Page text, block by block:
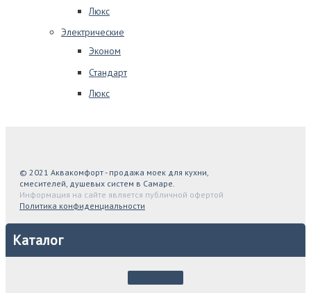
Люкс
Электрические
Эконом
Стандарт
Люкс
© 2021 Аквакомфорт - продажа моек для кухни,
смесителей, душевых систем в Самаре.
Информация на сайте является публичной офертой
Политика конфиденциальности
Каталог